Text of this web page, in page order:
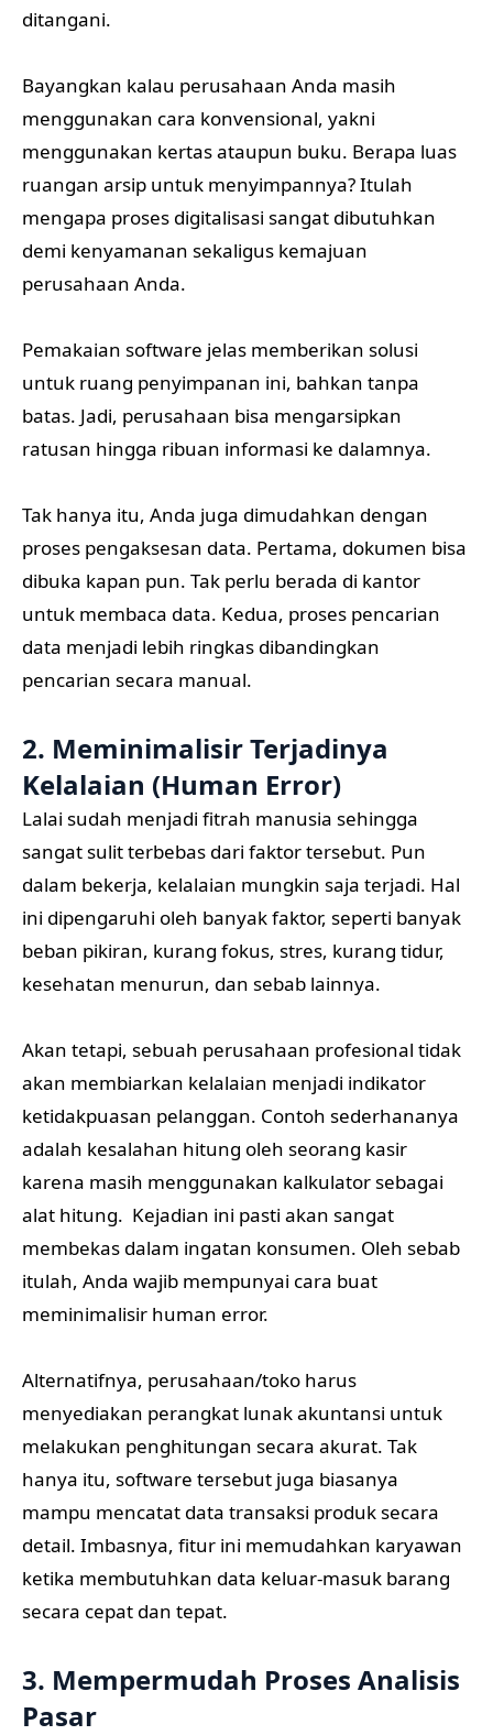
ditangani.
Bayangkan kalau perusahaan Anda masih
menggunakan cara konvensional, yakni
menggunakan kertas ataupun buku. Berapa luas
ruangan arsip untuk menyimpannya? Itulah
mengapa proses digitalisasi sangat dibutuhkan
demi kenyamanan sekaligus kemajuan
perusahaan Anda.
Pemakaian software jelas memberikan solusi
untuk ruang penyimpanan ini, bahkan tanpa
batas. Jadi, perusahaan bisa mengarsipkan
ratusan hingga ribuan informasi ke dalamnya.
Tak hanya itu, Anda juga dimudahkan dengan
proses pengaksesan data. Pertama, dokumen bisa
dibuka kapan pun. Tak perlu berada di kantor
untuk membaca data. Kedua, proses pencarian
data menjadi lebih ringkas dibandingkan
pencarian secara manual.
2. Meminimalisir Terjadinya
Kelalaian (Human Error)
Lalai sudah menjadi fitrah manusia sehingga
sangat sulit terbebas dari faktor tersebut. Pun
dalam bekerja, kelalaian mungkin saja terjadi. Hal
ini dipengaruhi oleh banyak faktor, seperti banyak
beban pikiran, kurang fokus, stres, kurang tidur,
kesehatan menurun, dan sebab lainnya.
Akan tetapi, sebuah perusahaan profesional tidak
akan membiarkan kelalaian menjadi indikator
ketidakpuasan pelanggan. Contoh sederhananya
adalah kesalahan hitung oleh seorang kasir
karena masih menggunakan kalkulator sebagai
alat hitung. Kejadian ini pasti akan sangat
membekas dalam ingatan konsumen. Oleh sebab
itulah, Anda wajib mempunyai cara buat
meminimalisir human error.
Alternatifnya, perusahaan/toko harus
menyediakan perangkat lunak akuntansi untuk
melakukan penghitungan secara akurat. Tak
hanya itu, software tersebut juga biasanya
mampu mencatat data transaksi produk secara
detail. Imbasnya, fitur ini memudahkan karyawan
ketika membutuhkan data keluar-masuk barang
secara cepat dan tepat.
3. Mempermudah Proses Analisis
Pasar